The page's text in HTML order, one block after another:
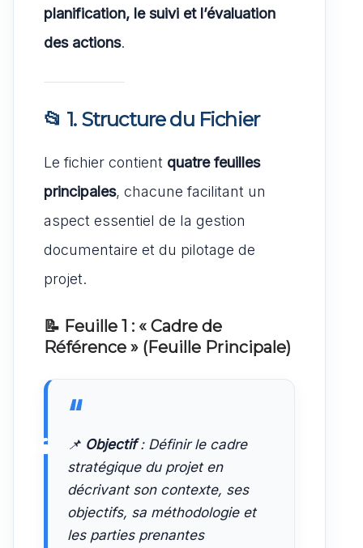
planification, le suivi et l’évaluation
des actions.
📂 1. Structure du Fichier
Le fichier contient quatre feuilles
principales, chacune facilitant un
aspect essentiel de la gestion
documentaire et du pilotage de
projet.
📝 Feuille 1 : « Cadre de
Référence » (Feuille Principale)
📌 Objectif: Définir le cadre
stratégique du projet en
décrivant son contexte, ses
objectifs, sa méthodologie et
les parties prenantes